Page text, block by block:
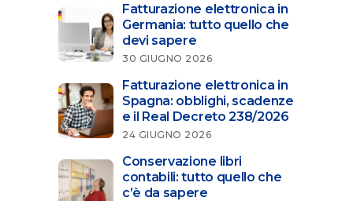
Fatturazione elettronica in
Germania: tutto quello che
devi sapere
30 GIUGNO 2026
Fatturazione elettronica in
Spagna: obblighi, scadenze
e il Real Decreto 238/2026
24 GIUGNO 2026
Conservazione libri
contabili: tutto quello che
c’è da sapere